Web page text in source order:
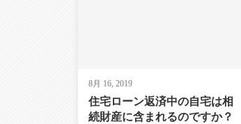
8月 16, 2019
住宅ローン返済中の自宅は相
続財産に含まれるのですか？